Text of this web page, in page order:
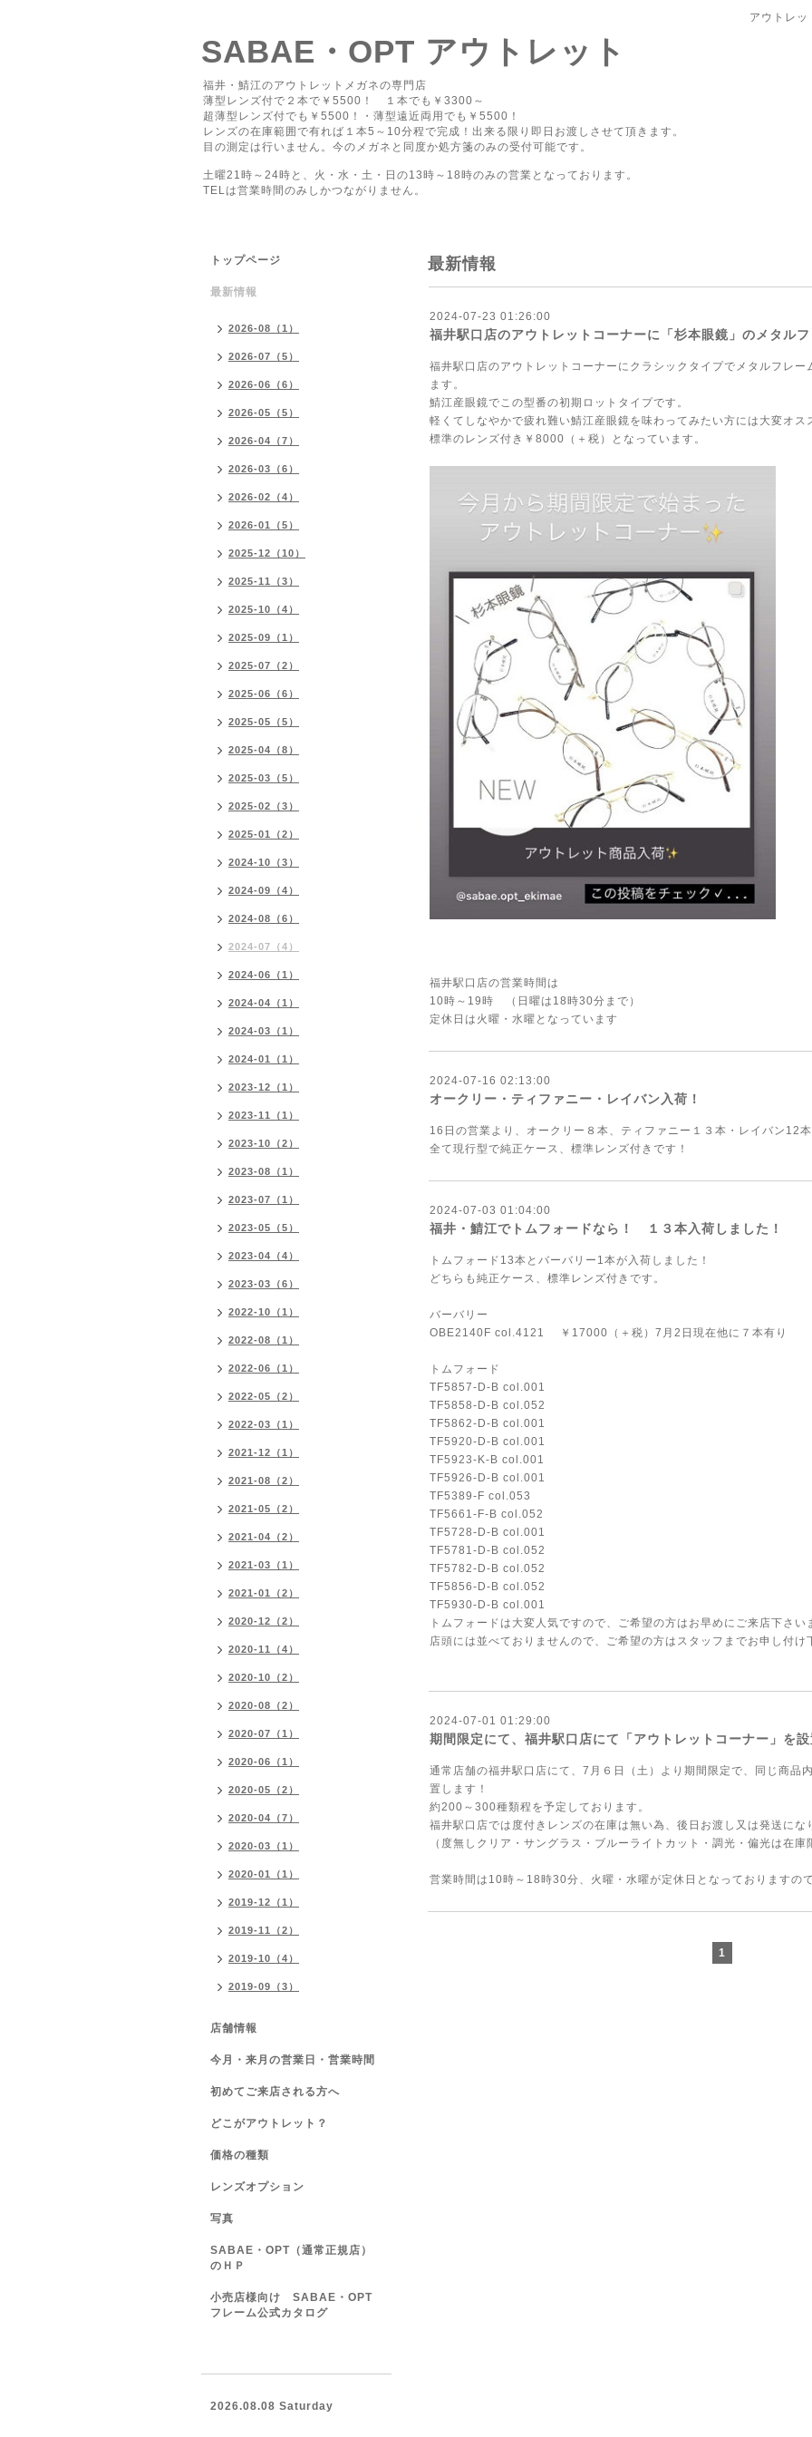
アウトレ
SABAE・OPT アウトレット
福井・鯖江のアウトレットメガネの専門店
薄型レンズ付で２本で￥5500！ １本でも￥3300～
超薄型レンズ付でも￥5500！・薄型遠近両用でも￥5500！
レンズの在庫範囲で有れば１本5～10分程で完成！出来る限り即日お渡しさせて頂きます。
目の測定は行いません。今のメガネと同度か処方箋のみの受付可能です。
土曜21時～24時と、火・水・土・日の13時～18時のみの営業となっております。
TELは営業時間のみしかつながりません。
最新情報
2024-07-23 01:26:00
福井駅口店のアウトレットコーナーに「杉本眼鏡」のメタル
福井駅口店のアウトレットコーナーにクラシックタイプでメタルフレ
ます。
鯖江産眼鏡でこの型番の初期ロットタイプです。
軽くてしなやかで疲れ難い鯖江産眼鏡を味わってみたい方には大変オス
標準のレンズ付き￥8000（＋税）となっています。
福井駅口店の営業時間は
10時～19時 （日曜は18時30分まで）
定休日は火曜・水曜となっています
2024-07-16 02:13:00
オークリー・ティファニー・レイバン入荷！
16日の営業より、オークリー８本、ティファニー１３本・レイバン12
全て現行型で純正ケース、標準レンズ付きです！
2024-07-03 01:04:00
福井・鯖江でトムフォードなら！ １３本入荷しました！
トムフォード13本とバーバリー1本が入荷しました！
どちらも純正ケース、標準レンズ付きです。
バーバリー
OBE2140F col.4121 ￥17000（＋税）7月2日現在他に７本有り
トムフォード
TF5857-D-B col.001
TF5858-D-B col.052
TF5862-D-B col.001
TF5920-D-B col.001
TF5923-K-B col.001
TF5926-D-B col.001
TF5389-F col.053
TF5661-F-B col.052
TF5728-D-B col.001
TF5781-D-B col.052
TF5782-D-B col.052
TF5856-D-B col.052
TF5930-D-B col.001
トムフォードは大変人気ですので、ご希望の方はお早めにご来店下さい
店頭には並べておりませんので、ご希望の方はスタッフまでお申し付け
2024-07-01 01:29:00
期間限定にて、福井駅口店にて「アウトレットコーナー」を
通常店舗の福井駅口店にて、7月６日（土）より期間限定で、同じ商品
置します！
約200～300種類程を予定しております。
福井駅口店では度付きレンズの在庫は無い為、後日お渡し又は発送に
（度無しクリア・サングラス・ブルーライトカット・調光・偏光は在
営業時間は10時～18時30分、火曜・水曜が定休日となっておりますの
1
トップページ
最新情報
2026-08（1）
2026-07（5）
2026-06（6）
2026-05（5）
2026-04（7）
2026-03（6）
2026-02（4）
2026-01（5）
2025-12（10）
2025-11（3）
2025-10（4）
2025-09（1）
2025-07（2）
2025-06（6）
2025-05（5）
2025-04（8）
2025-03（5）
2025-02（3）
2025-01（2）
2024-10（3）
2024-09（4）
2024-08（6）
2024-07（4）
2024-06（1）
2024-04（1）
2024-03（1）
2024-01（1）
2023-12（1）
2023-11（1）
2023-10（2）
2023-08（1）
2023-07（1）
2023-05（5）
2023-04（4）
2023-03（6）
2022-10（1）
2022-08（1）
2022-06（1）
2022-05（2）
2022-03（1）
2021-12（1）
2021-08（2）
2021-05（2）
2021-04（2）
2021-03（1）
2021-01（2）
2020-12（2）
2020-11（4）
2020-10（2）
2020-08（2）
2020-07（1）
2020-06（1）
2020-05（2）
2020-04（7）
2020-03（1）
2020-01（1）
2019-12（1）
2019-11（2）
2019-10（4）
2019-09（3）
店舗情報
今月・来月の営業日・営業時間
初めてご来店される方へ
どこがアウトレット？
価格の種類
レンズオプション
写真
SABAE・OPT（通常正規店）
のＨＰ
小売店様向け SABAE・OPT
フレーム公式カタログ
2026.08.08 Saturday